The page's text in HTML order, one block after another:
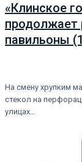
«Клинское
продолжает
павильоны
На смену хрупким
стекол на
улицах…